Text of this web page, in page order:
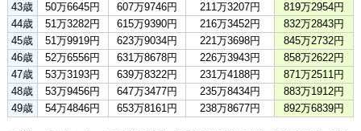
43歳
50万6645円 607万9746円 211万3207円
819万2954円
44歳
51万3282円 615万9390円 216万3452円
832万2843円
45歳
51万9919円 623万9034円 221万3698円
845万2732円
46歳
52万6556円 631万8678円 226万3943円
858万2622円
47歳
53万3193円 639万8322円 231万4188円
871万2511円
48歳
53万9456円 647万3477円 235万8434円
883万1912円
49歳
54万4846円 653万8161円 238万8677円 892万6839円